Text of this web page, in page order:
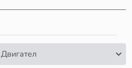
Двигател